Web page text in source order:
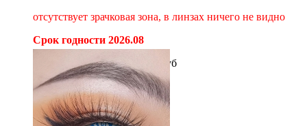
отсутствует зрачковая зона, в линзах ничего не видно
Срок годности 2026.08
2шт на 12 месяцев 800
руб
Купить